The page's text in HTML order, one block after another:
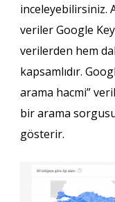
inceleyebilirsiniz.
veriler Google
verilerden hem
kapsamlıdır.
arama hacmi”
bir arama
gösterir.